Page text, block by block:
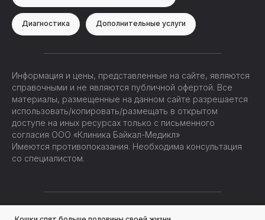
Диагностика Дополнительные услуги
Информация и цены, представленные на сайте, являются
справочными и не являются публичной офертой. Все
материалы, размещенные на данном сайте разрешается
использовать/копировать/размещать в открытом
доступе на иных ресурсах только с письменного
согласия ООО «Клиника Байкал-Медикл»
Имеются противопоказания. Необходима консультация
со специалистом.
© Все права защищены 2017 — 2022. ООО «Клиника